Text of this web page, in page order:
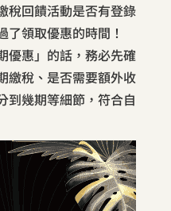
稅回饋活動是否有登錄
了領取優惠的時間！
優惠」的話，務必先確
繳稅、是否需要額外收
到幾期等細節，符合自